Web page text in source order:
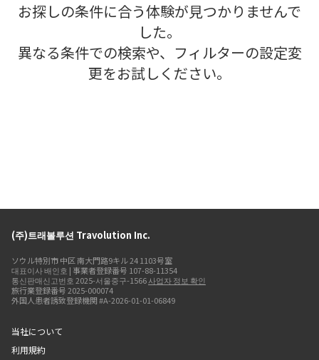
お探しの条件に合う体験が見つかりませんで
した。
異なる条件での検索や、フィルターの設定変
更をお試しください。
(주)트래볼루션 Travolution Inc.
ソウル特別市 中区 南大門路9キル 24 1103号室
대표이사 배인호 | 事業者登録番号 107-88-11354
통신판매신고번호 2025-서울중구-1566사업자 정보 확인
旅行業登録番号 2025-000074
外国人患者誘致登録機関 #A-2026-01-01-06849
当社について
利用規約